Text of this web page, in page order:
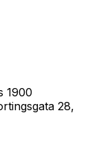
1900
28,